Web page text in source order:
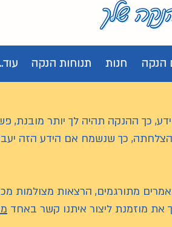
הנקה חנות תנוחות הנקה
כך ההנקה תהיה לך יותר מובנת,
כך שנשמח אם הידע הזה
מתורגמים, הרצאות מצולמות
את מוזמנת ליצור איתנו קשר באחד